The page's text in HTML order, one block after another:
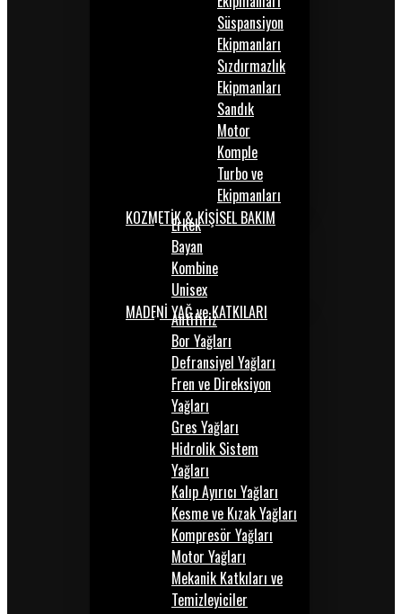
Süspansiyon
Ekipmanları
Sızdırmazlık
Ekipmanları
Sandık
Motor
Komple
Turbo ve
Ekipmanları
KOZMETİK & KİŞİSEL BAKIM
Erkek
Bayan
Kombine
Unisex
MADENİ YAĞ ve KATKILARI
Antifiriz
Bor Yağları
Defransiyel Yağları
Fren ve Direksiyon
Yağları
Gres Yağları
Hidrolik Sistem
Yağları
Kalıp Ayırıcı Yağları
Kesme ve Kızak Yağları
Kompresör Yağları
Motor Yağları
Mekanik Katkıları ve
Temizleyiciler